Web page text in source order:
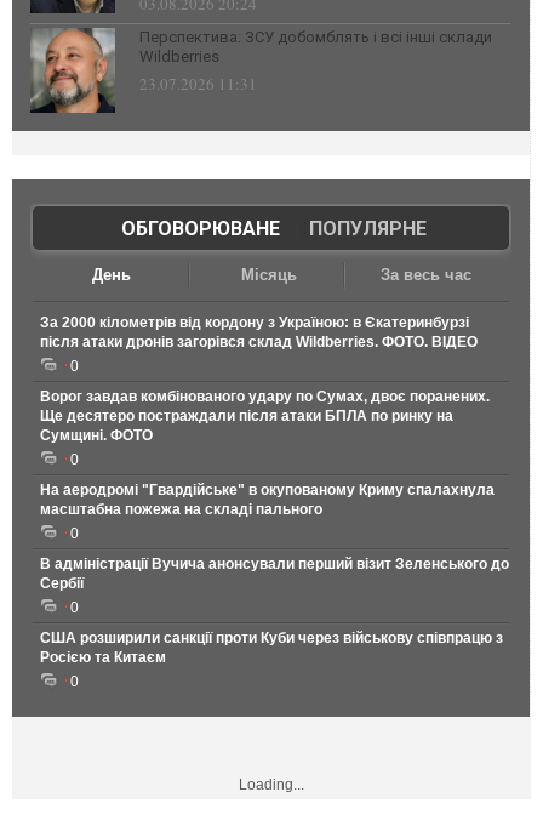
Перспектива: ЗСУ добомблять і всі інші склади
Wildberries
23.07.2026 11:31
ОБГОВОРЮВАНЕ| ПОПУЛЯРНЕ
День Місяць За весь час
За 2000 кілометрів від кордону з Україною: в Єкатеринбурзі
після атаки дронів загорівся склад Wildberries. ФОТО. ВІДЕО
0
Ворог завдав комбінованого удару по Сумах, двоє поранених.
Ще десятеро постраждали після атаки БПЛА по ринку на
Сумщині. ФОТО
0
На аеродромі "Гвардійське" в окупованому Криму спалахнула
масштабна пожежа на складі пального
0
В адміністрації Вучича анонсували перший візит Зеленського до
Сербії
0
США розширили санкції проти Куби через військову співпрацю з
Росією та Китаєм
0
Loading...